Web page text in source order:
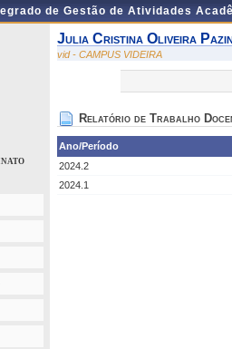
de Gestão de Atividades
Julia Cristina Oliveira
vid - CAMPUS VIDEIRA
Relatório de Trabalho
Ano/Período
2024.2
2024.1